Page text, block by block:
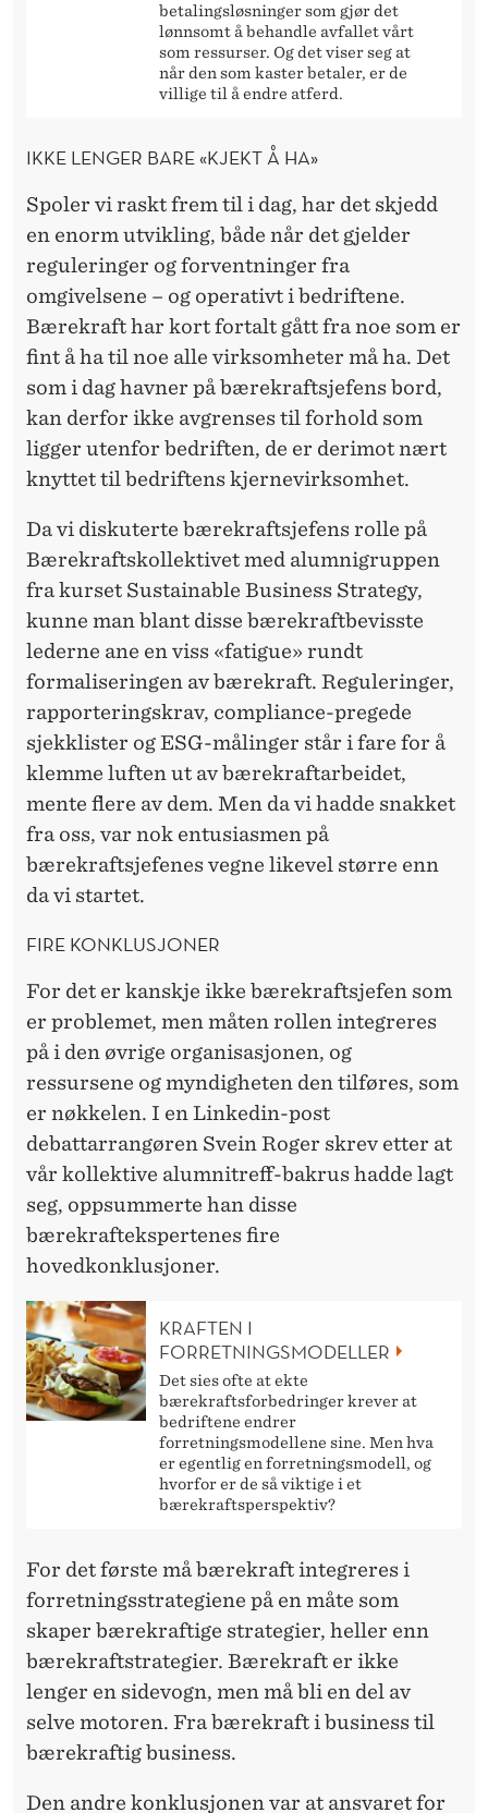
betalingsløsninger som gjør det
lønnsomt å behandle avfallet vårt
som ressurser. Og det viser seg at
når den som kaster betaler, er de
villige til å endre atferd.
IKKE LENGER BARE «KJEKT Å HA»
Spoler vi raskt frem til i dag, har det skjedd
en enorm utvikling, både når det gjelder
reguleringer og forventninger fra
omgivelsene – og operativt i bedriftene.
Bærekraft har kort fortalt gått fra noe som er
fint å ha til noe alle virksomheter må ha. Det
som i dag havner på bærekraftsjefens bord,
kan derfor ikke avgrenses til forhold som
ligger utenfor bedriften, de er derimot nært
knyttet til bedriftens kjernevirksomhet.
Da vi diskuterte bærekraftsjefens rolle på
Bærekraftskollektivet med alumnigruppen
fra kurset Sustainable Business Strategy,
kunne man blant disse bærekraftbevisste
lederne ane en viss «fatigue» rundt
formaliseringen av bærekraft. Reguleringer,
rapporteringskrav, compliance-pregede
sjekklister og ESG-målinger står i fare for å
klemme luften ut av bærekraftarbeidet,
mente flere av dem. Men da vi hadde snakket
fra oss, var nok entusiasmen på
bærekraftsjefenes vegne likevel større enn
da vi startet.
FIRE KONKLUSJONER
For det er kanskje ikke bærekraftsjefen som
er problemet, men måten rollen integreres
på i den øvrige organisasjonen, og
ressursene og myndigheten den tilføres, som
er nøkkelen. I en Linkedin-post
debattarrangøren Svein Roger skrev etter at
vår kollektive alumnitreff-bakrus hadde lagt
seg, oppsummerte han disse
bærekraftekspertenes fire
hovedkonklusjoner.
KRAFTEN I
FORRETNINGSMODELLER
Det sies ofte at ekte
bærekraftsforbedringer krever at
bedriftene endrer
forretningsmodellene sine. Men hva
er egentlig en forretningsmodell, og
hvorfor er de så viktige i et
bærekraftsperspektiv?
For det første må bærekraft integreres i
forretningsstrategiene på en måte som
skaper bærekraftige strategier, heller enn
bærekraftstrategier. Bærekraft er ikke
lenger en sidevogn, men må bli en del av
selve motoren. Fra bærekraft i business til
bærekraftig business.
Den andre konklusjonen var at ansvaret for